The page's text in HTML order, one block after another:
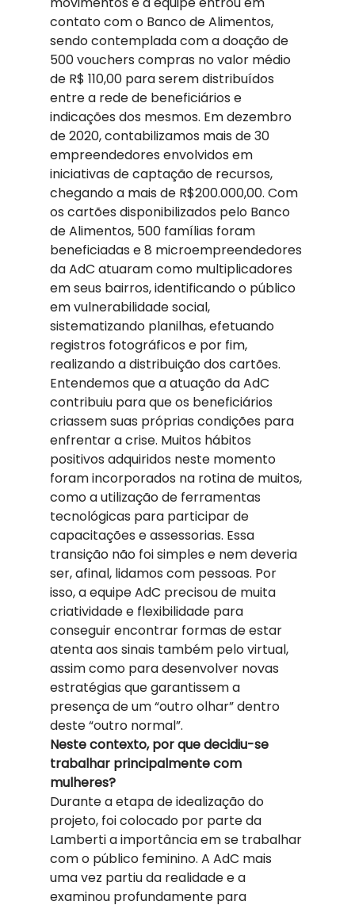
contato com o Banco de Alimentos,
sendo contemplada com a doação de
500 vouchers compras no valor médio
de R$ 110,00 para serem distribuídos
entre a rede de beneficiários e
indicações dos mesmos. Em dezembro
de 2020, contabilizamos mais de 30
empreendedores envolvidos em
iniciativas de captação de recursos,
chegando a mais de R$200.000,00. Com
os cartões disponibilizados pelo Banco
de Alimentos, 500 famílias foram
beneficiadas e 8 microempreendedores
da AdC atuaram como multiplicadores
em seus bairros, identificando o público
em vulnerabilidade social,
sistematizando planilhas, efetuando
registros fotográficos e por fim,
realizando a distribuição dos cartões.
Entendemos que a atuação da AdC
contribuiu para que os beneficiários
criassem suas próprias condições para
enfrentar a crise. Muitos hábitos
positivos adquiridos neste momento
foram incorporados na rotina de muitos,
como a utilização de ferramentas
tecnológicas para participar de
capacitações e assessorias. Essa
transição não foi simples e nem deveria
ser, afinal, lidamos com pessoas. Por
isso, a equipe AdC precisou de muita
criatividade e flexibilidade para
conseguir encontrar formas de estar
atenta aos sinais também pelo virtual,
assim como para desenvolver novas
estratégias que garantissem a
presença de um “outro olhar” dentro
deste “outro normal”.
Neste contexto, por que decidiu-se
trabalhar principalmente com
mulheres?
Durante a etapa de idealização do
projeto, foi colocado por parte da
Lamberti a importância em se trabalhar
com o público feminino. A AdC mais
uma vez partiu da realidade e a
examinou profundamente para